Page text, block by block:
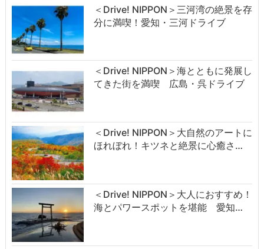
＜Drive! NIPPON＞三河湾の絶景を存
分に満喫！愛知・三河ドライブ
＜Drive! NIPPON＞海とともに発展し
てきた街を満喫 広島・呉ドライブ
＜Drive! NIPPON＞大自然のアートに
ほれぼれ！キツネと絶景に心癒さ…
＜Drive! NIPPON＞大人におすすめ！
海とパワースポットを堪能 愛知…